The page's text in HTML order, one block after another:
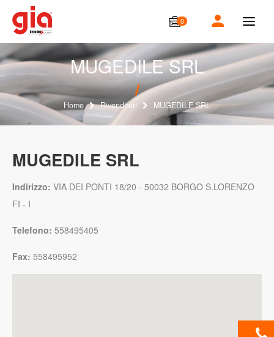
0
T
g
g
l
n
a
v
i
o
MUGEDILE SRL
Home Rivenditori MUGEDILE SRL
MUGEDILE SRL
Indirizzo: VIA DEI PONTI 18/20 - 50032 BORGO S.LORENZO
FI - I
Telefono: 558495405
Fax: 558495952